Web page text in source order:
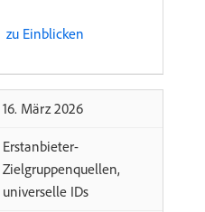
​ zu Einblicken
​16. März 2026
Erstanbieter-
Zielgruppenquellen,
universelle IDs